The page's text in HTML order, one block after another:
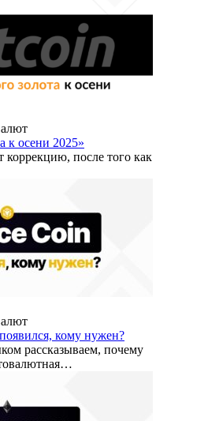
к осени 2025»
после того как
кому нужен?
рассказываем, почему